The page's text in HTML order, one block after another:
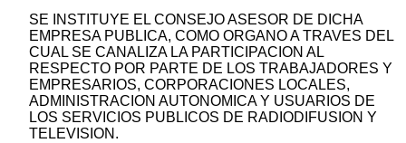
SE INSTITUYE EL CONSEJO ASESOR DE DICHA
EMPRESA PUBLICA, COMO ORGANO A TRAVES DEL
CUAL SE CANALIZA LA PARTICIPACION AL
RESPECTO POR PARTE DE LOS TRABAJADORES Y
EMPRESARIOS, CORPORACIONES LOCALES,
ADMINISTRACION AUTONOMICA Y USUARIOS DE
LOS SERVICIOS PUBLICOS DE RADIODIFUSION Y
TELEVISION.